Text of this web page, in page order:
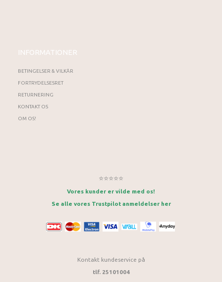
INFORMATIONER
BETINGELSER & VILKÅR
FORTRYDELSESRET
RETURNERING
KONTAKT OS
OM OS!
⭐⭐⭐⭐⭐
Vores kunder er vilde med os!
Se alle vores Trustpilot anmeldelser her
Kontakt kundeservice på
tlf. 25101004